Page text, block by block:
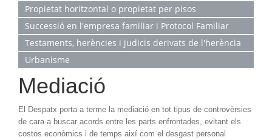
Propietat horitzontal o propietat per pisos
Successió en l'empresa familiar i Protocol Familiar
Testaments, herències i judicis derivats de l'herència
Urbanisme
Mediació
El Despatx porta a terme la mediació en tot tipus de controvèrsies
de cara a buscar acords entre les parts enfrontades, evitant els
costos econòmics i de temps així com el desgast personal